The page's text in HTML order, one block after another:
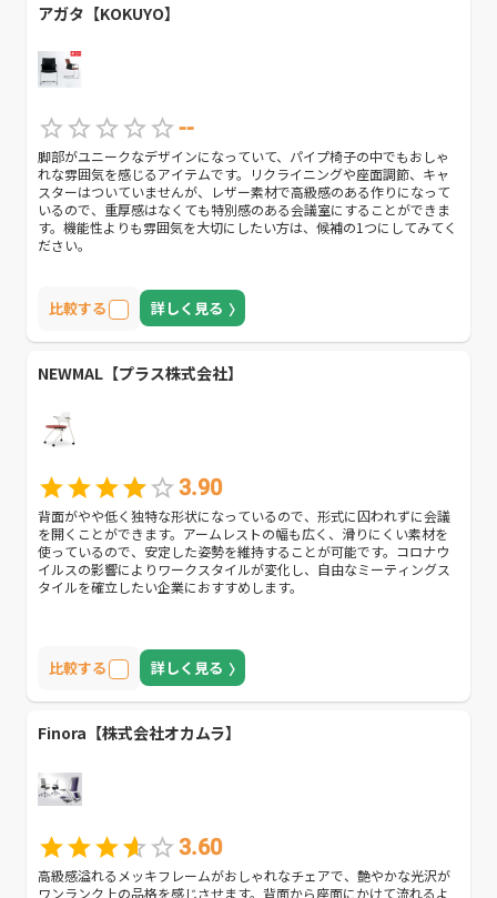
アガタ【KOKUYO】
--
脚部がユニークなデザインになっていて、パイプ椅子の中でもおしゃ
れな雰囲気を感じるアイテムです。リクライニングや座面調節、キャ
スターはついていませんが、レザー素材で高級感のある作りになって
いるので、重厚感はなくても特別感のある会議室にすることができま
す。機能性よりも雰囲気を大切にしたい方は、候補の1つにしてみてく
ださい。
比較する 詳しく見る
NEWMAL【プラス株式会社】
3.90
背面がやや低く独特な形状になっているので、形式に囚われずに会議
を開くことができます。アームレストの幅も広く、滑りにくい素材を
使っているので、安定した姿勢を維持することが可能です。コロナウ
イルスの影響によりワークスタイルが変化し、自由なミーティングス
タイルを確立したい企業におすすめします。
比較する 詳しく見る
Finora【株式会社オカムラ】
3.60
高級感溢れるメッキフレームがおしゃれなチェアで、艶やかな光沢が
ワンランク上の品格を感じさせます。背面から座面にかけて流れるよ